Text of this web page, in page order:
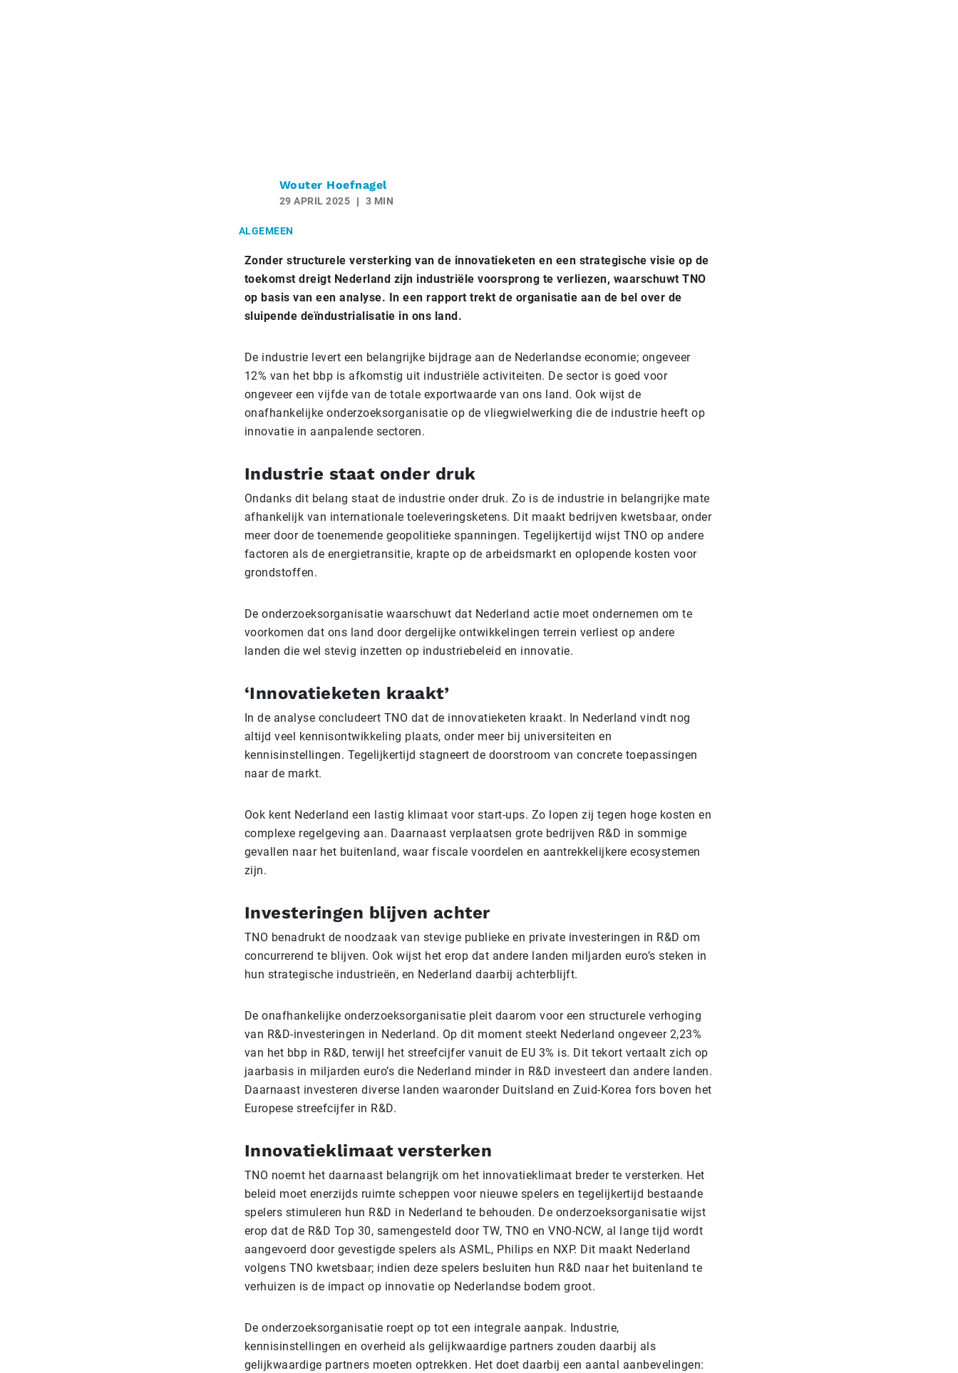
Wouter Hoefnagel
29 APRIL 2025 3 MIN
ALGEMEEN
Zonder structurele versterking van de innovatieketen en een strategische visie op de
toekomst dreigt Nederland zijn industriële voorsprong te verliezen, waarschuwt TNO
op basis van een analyse. In een rapport trekt de organisatie aan de bel over de
sluipende deïndustrialisatie in ons land.
De industrie levert een belangrijke bijdrage aan de Nederlandse economie; ongeveer
12% van het bbp is afkomstig uit industriële activiteiten. De sector is goed voor
ongeveer een vijfde van de totale exportwaarde van ons land. Ook wijst de
onafhankelijke onderzoeksorganisatie op de vliegwielwerking die de industrie heeft op
innovatie in aanpalende sectoren.
Industrie staat onder druk
Ondanks dit belang staat de industrie onder druk. Zo is de industrie in belangrijke mate
afhankelijk van internationale toeleveringsketens. Dit maakt bedrijven kwetsbaar, onder
meer door de toenemende geopolitieke spanningen. Tegelijkertijd wijst TNO op andere
factoren als de energietransitie, krapte op de arbeidsmarkt en oplopende kosten voor
grondstoffen.
De onderzoeksorganisatie waarschuwt dat Nederland actie moet ondernemen om te
voorkomen dat ons land door dergelijke ontwikkelingen terrein verliest op andere
landen die wel stevig inzetten op industriebeleid en innovatie.
‘Innovatieketen kraakt’
In de analyse concludeert TNO dat de innovatieketen kraakt. In Nederland vindt nog
altijd veel kennisontwikkeling plaats, onder meer bij universiteiten en
kennisinstellingen. Tegelijkertijd stagneert de doorstroom van concrete toepassingen
naar de markt.
Ook kent Nederland een lastig klimaat voor start-ups. Zo lopen zij tegen hoge kosten en
complexe regelgeving aan. Daarnaast verplaatsen grote bedrijven R&D in sommige
gevallen naar het buitenland, waar fiscale voordelen en aantrekkelijkere ecosystemen
zijn.
Investeringen blijven achter
TNO benadrukt de noodzaak van stevige publieke en private investeringen in R&D om
concurrerend te blijven. Ook wijst het erop dat andere landen miljarden euro’s steken in
hun strategische industrieën, en Nederland daarbij achterblijft.
De onafhankelijke onderzoeksorganisatie pleit daarom voor een structurele verhoging
van R&D-investeringen in Nederland. Op dit moment steekt Nederland ongeveer 2,23%
van het bbp in R&D, terwijl het streefcijfer vanuit de EU 3% is. Dit tekort vertaalt zich op
jaarbasis in miljarden euro’s die Nederland minder in R&D investeert dan andere landen.
Daarnaast investeren diverse landen waaronder Duitsland en Zuid-Korea fors boven het
Europese streefcijfer in R&D.
Innovatieklimaat versterken
TNO noemt het daarnaast belangrijk om het innovatieklimaat breder te versterken. Het
beleid moet enerzijds ruimte scheppen voor nieuwe spelers en tegelijkertijd bestaande
spelers stimuleren hun R&D in Nederland te behouden. De onderzoeksorganisatie wijst
erop dat de R&D Top 30, samengesteld door TW, TNO en VNO-NCW, al lange tijd wordt
aangevoerd door gevestigde spelers als ASML, Philips en NXP. Dit maakt Nederland
volgens TNO kwetsbaar; indien deze spelers besluiten hun R&D naar het buitenland te
verhuizen is de impact op innovatie op Nederlandse bodem groot.
De onderzoeksorganisatie roept op tot een integrale aanpak. Industrie,
kennisinstellingen en overheid als gelijkwaardige partners zouden daarbij als
gelijkwaardige partners moeten optrekken. Het doet daarbij een aantal aanbevelingen: